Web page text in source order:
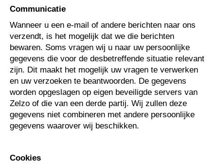
Communicatie
Wanneer u een e-mail of andere berichten naar ons
verzendt, is het mogelijk dat we die berichten
bewaren. Soms vragen wij u naar uw persoonlijke
gegevens die voor de desbetreffende situatie relevant
zijn. Dit maakt het mogelijk uw vragen te verwerken
en uw verzoeken te beantwoorden. De gegevens
worden opgeslagen op eigen beveiligde servers van
Zelzo of die van een derde partij. Wij zullen deze
gegevens niet combineren met andere persoonlijke
gegevens waarover wij beschikken.
Cookies